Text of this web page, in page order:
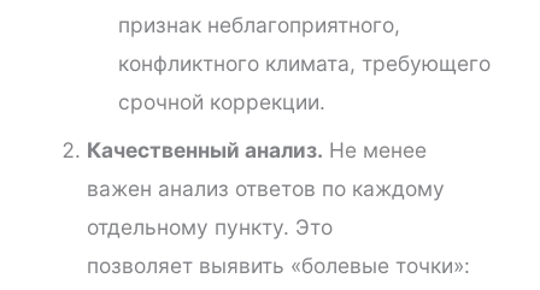
признак неблагоприятного,
конфликтного климата, требующего
срочной коррекции.
Качественный анализ. Не менее
важен анализ ответов по каждому
отдельному пункту. Это
позволяет выявить «болевые точки»: